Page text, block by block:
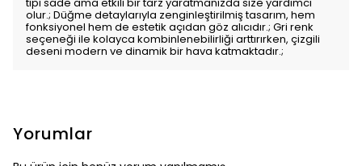
olur.; Düğme detaylarıyla zenginleştirilmiş tasarım, hem
fonksiyonel hem de estetik açıdan göz alıcıdır.; Gri renk
seçeneği ile kolayca kombinlenebilirliği arttırırken, çizgili
deseni modern ve dinamik bir hava katmaktadır.;
Yorumlar